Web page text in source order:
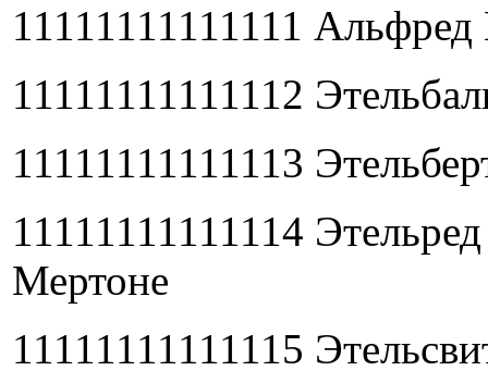
11111111111111
11111111111112
11111111111113
11111111111114
Мертоне
11111111111115